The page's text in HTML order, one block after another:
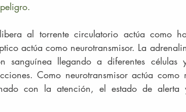
al torrente circulatorio actúa como
actúa como neurotransmisor. La
sanguínea llegando a diferentes
Como neurotransmisor actúa
con la atención, el estado de alerta